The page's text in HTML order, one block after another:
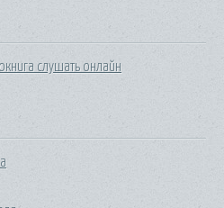
слушать онлайн